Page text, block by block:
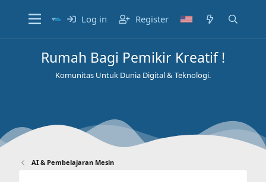
Log in Register
Rumah Bagi Pemikir Kreatif !
Komunitas Untuk Dunia Digital & Teknologi.
AI & Pembelajaran Mesin